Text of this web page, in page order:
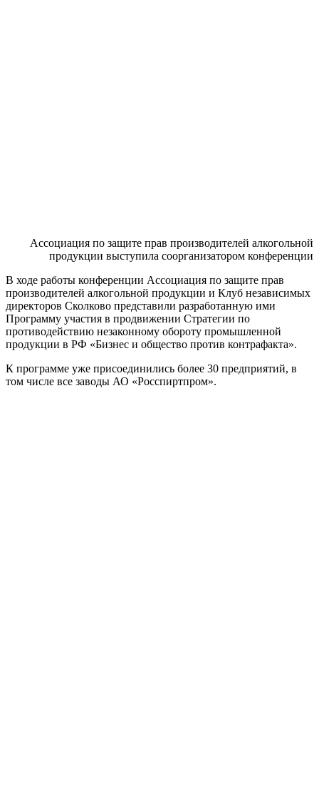
Ассоциация по защите прав производителей алкогольной
продукции выступила соорганизатором конференции
В ходе работы конференции Ассоциация по защите прав
производителей алкогольной продукции и Клуб независимых
директоров Сколково представили разработанную ими
Программу участия в продвижении Стратегии по
противодействию незаконному обороту промышленной
продукции в РФ «Бизнес и общество против контрафакта».
К программе уже присоединились более 30 предприятий, в
том числе все заводы АО «Росспиртпром».